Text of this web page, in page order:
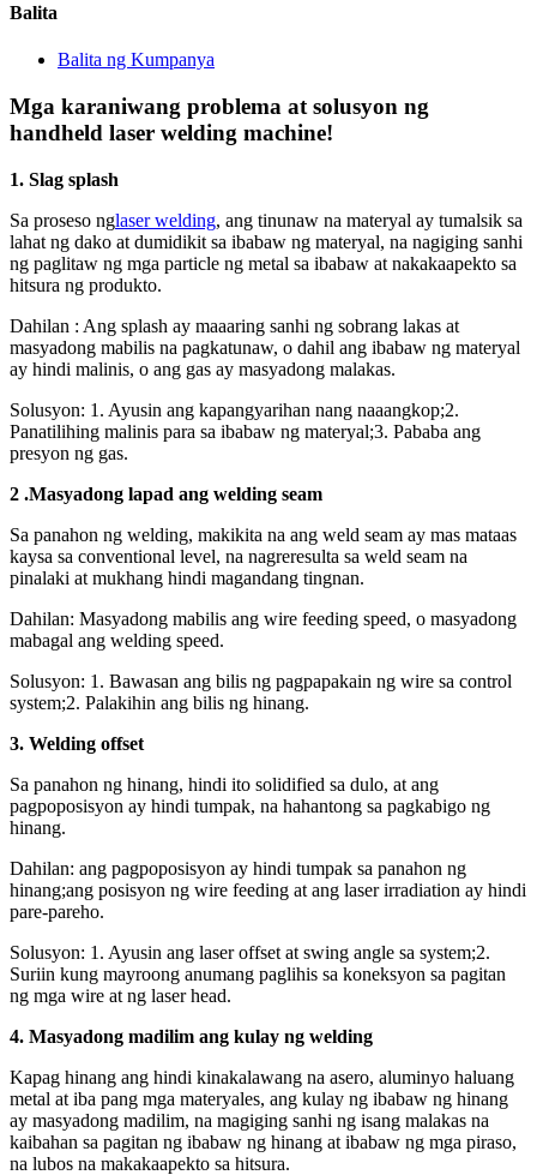
Balita
Balita ng Kumpanya
Mga karaniwang problema at solusyon ng
handheld laser welding machine!
1. Slag splash
Sa proseso nglaser welding, ang tinunaw na materyal ay tumalsik sa
lahat ng dako at dumidikit sa ibabaw ng materyal, na nagiging sanhi
ng paglitaw ng mga particle ng metal sa ibabaw at nakakaapekto sa
hitsura ng produkto.
Dahilan : Ang splash ay maaaring sanhi ng sobrang lakas at
masyadong mabilis na pagkatunaw, o dahil ang ibabaw ng materyal
ay hindi malinis, o ang gas ay masyadong malakas.
Solusyon: 1. Ayusin ang kapangyarihan nang naaangkop;2.
Panatilihing malinis para sa ibabaw ng materyal;3. Pababa ang
presyon ng gas.
2 .Masyadong lapad ang welding seam
Sa panahon ng welding, makikita na ang weld seam ay mas mataas
kaysa sa conventional level, na nagreresulta sa weld seam na
pinalaki at mukhang hindi magandang tingnan.
Dahilan: Masyadong mabilis ang wire feeding speed, o masyadong
mabagal ang welding speed.
Solusyon: 1. Bawasan ang bilis ng pagpapakain ng wire sa control
system;2. Palakihin ang bilis ng hinang.
3. Welding offset
Sa panahon ng hinang, hindi ito solidified sa dulo, at ang
pagpoposisyon ay hindi tumpak, na hahantong sa pagkabigo ng
hinang.
Dahilan: ang pagpoposisyon ay hindi tumpak sa panahon ng
hinang;ang posisyon ng wire feeding at ang laser irradiation ay hindi
pare-pareho.
Solusyon: 1. Ayusin ang laser offset at swing angle sa system;2.
Suriin kung mayroong anumang paglihis sa koneksyon sa pagitan
ng mga wire at ng laser head.
4. Masyadong madilim ang kulay ng welding
Kapag hinang ang hindi kinakalawang na asero, aluminyo haluang
metal at iba pang mga materyales, ang kulay ng ibabaw ng hinang
ay masyadong madilim, na magiging sanhi ng isang malakas na
kaibahan sa pagitan ng ibabaw ng hinang at ibabaw ng mga piraso,
na lubos na makakaapekto sa hitsura.